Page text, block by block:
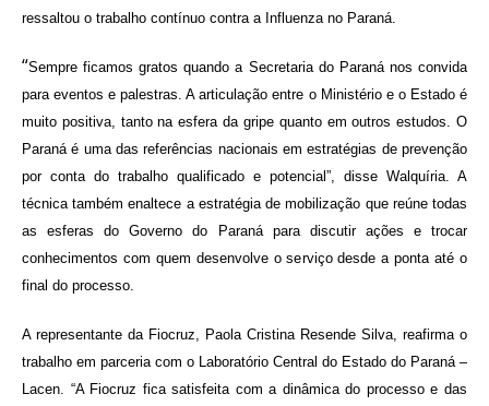
ressaltou o trabalho contínuo contra a Influenza no Paraná.
“Sempre ficamos gratos quando a Secretaria do Paraná nos convida
para eventos e palestras. A articulação entre o Ministério e o Estado é
muito positiva, tanto na esfera da gripe quanto em outros estudos. O
Paraná é uma das referências nacionais em estratégias de prevenção
por conta do trabalho qualificado e potencial”, disse Walquíria. A
técnica também enaltece a estratégia de mobilização que reúne todas
as esferas do Governo do Paraná para discutir ações e trocar
conhecimentos com quem desenvolve o serviço desde a ponta até o
final do processo.
A representante da Fiocruz, Paola Cristina Resende Silva, reafirma o
trabalho em parceria com o Laboratório Central do Estado do Paraná –
Lacen. “A Fiocruz fica satisfeita com a dinâmica do processo e das